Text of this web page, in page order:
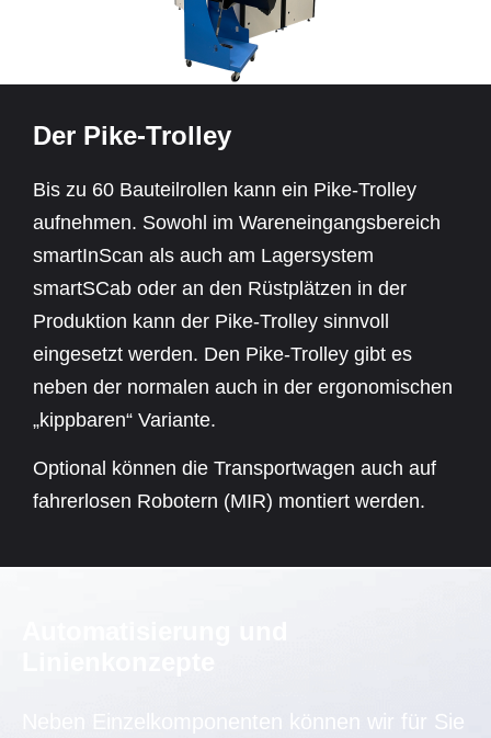
Der Pike-Trolley
Bis zu 60 Bauteilrollen kann ein Pike-Trolley
aufnehmen. Sowohl im Wareneingangsbereich
smartInScan als auch am Lagersystem
smartSCab oder an den Rüstplätzen in der
Produktion kann der Pike-Trolley sinnvoll
eingesetzt werden. Den Pike-Trolley gibt es
neben der normalen auch in der ergonomischen
„kippbaren“ Variante.
Optional können die Transportwagen auch auf
fahrerlosen Robotern (MIR) montiert werden.
Neben Einzelkomponenten können wir für Sie